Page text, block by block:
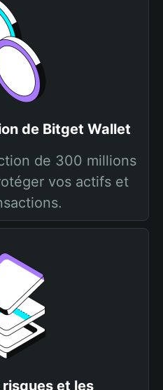
de Bitget Wallet
de 300 millions
vos actifs et
et les